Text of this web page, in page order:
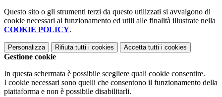
Questo sito o gli strumenti terzi da questo utilizzati si avvalgono di
cookie necessari al funzionamento ed utili alle finalità illustrate nella
COOKIE POLICY.
Personalizza Rifiuta tutti i cookies Accetta tutti i cookies
Gestione cookie
In questa schermata è possibile scegliere quali cookie consentire.
I cookie necessari sono quelli che consentono il funzionamento della
piattaforma e non è possibile disabilitarli.